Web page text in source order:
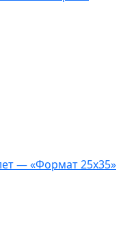
— «Формат 25х35»